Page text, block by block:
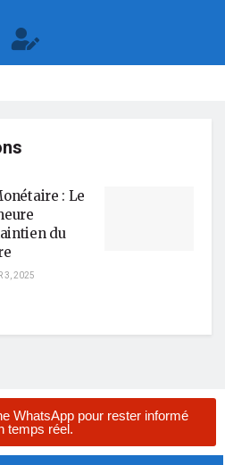
: Le
du
3, 2025
WhatsApp pour rester informé
temps réel.